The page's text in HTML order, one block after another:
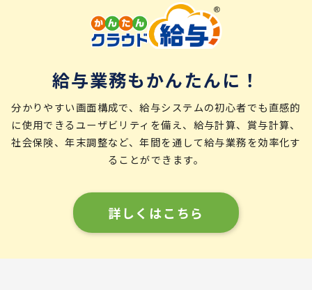
詳しくはこちら
給与業務もかんたんに！
分かりやすい画面構成で、給与システムの初心者でも直感的
に使用できるユーザビリティを備え、給与計算、賞与計算、
社会保険、年末調整など、年間を通して給与業務を効率化す
ることができます。